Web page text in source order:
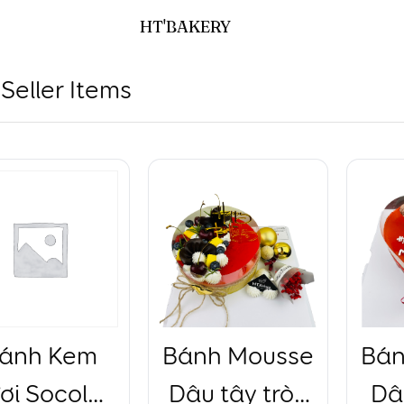
Items
Kem
Socola
Bánh Mousse
Dâu tây tròn
HT'BAKERY